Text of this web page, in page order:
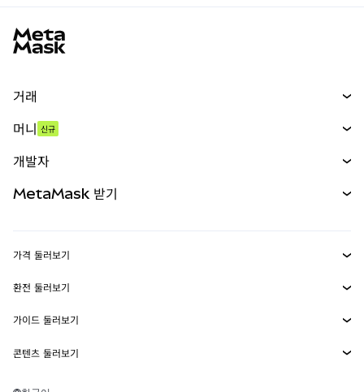
거래
무기한 선물
실물자산
머니 신규
개발자
MetaMask Connect
Snaps
웹3 서비스
MetaMask 받기
보안
고객 지원
채용
가격 둘러보기
이더리움 가격
솔라나 가격
환전 둘러보기
ETH를 USD로 환전
USDT를 INR로 환전
가이드 둘러보기
ETH 매수
콘텐츠 둘러보기